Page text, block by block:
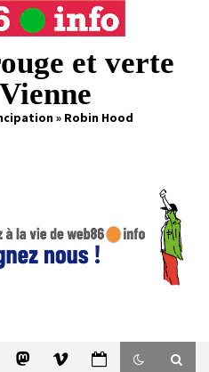
et verte
» Robin Hood